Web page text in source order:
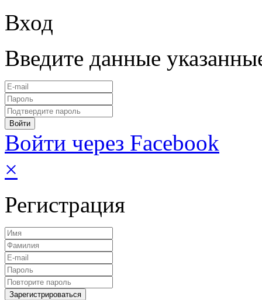
Вход
Введите данные
Войти через Facebook
×
Регистрация